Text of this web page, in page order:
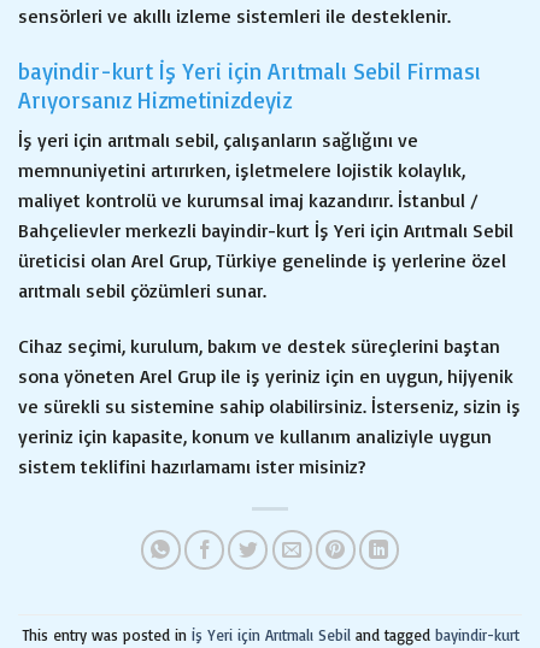
sensörleri ve akıllı izleme sistemleri ile desteklenir.
bayindir-kurt İş Yeri için Arıtmalı Sebil Firması
Arıyorsanız Hizmetinizdeyiz
İş yeri için arıtmalı sebil, çalışanların sağlığını ve
memnuniyetini artırırken, işletmelere lojistik kolaylık,
maliyet kontrolü ve kurumsal imaj kazandırır. İstanbul /
Bahçelievler merkezli bayindir-kurt İş Yeri için Arıtmalı Sebil
üreticisi olan Arel Grup, Türkiye genelinde iş yerlerine özel
arıtmalı sebil çözümleri sunar.
Cihaz seçimi, kurulum, bakım ve destek süreçlerini baştan
sona yöneten Arel Grup ile iş yeriniz için en uygun, hijyenik
ve sürekli su sistemine sahip olabilirsiniz. İsterseniz, sizin iş
yeriniz için kapasite, konum ve kullanım analiziyle uygun
sistem teklifini hazırlamamı ister misiniz?
This entry was posted in İş Yeri için Arıtmalı Sebiland tagged bayindir-kurt